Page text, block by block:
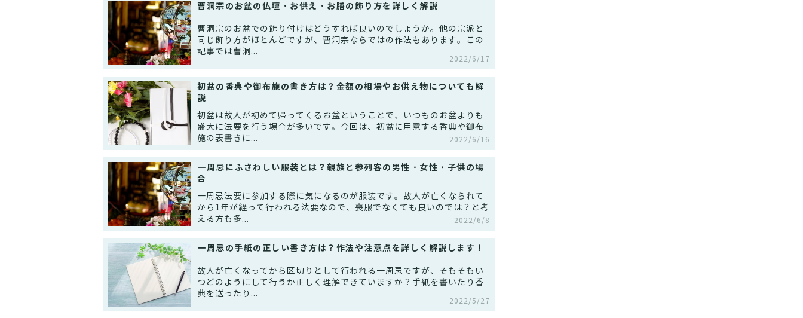
曹洞宗のお盆の仏壇・お供え・お膳の飾り方を詳しく解説
曹洞宗のお盆での飾り付けはどうすれば良いのでしょうか。他の宗派と
同じ飾り方がほとんどですが、曹洞宗ならではの作法もあります。この
記事では曹洞...
2022/6/17
初盆の香典や御布施の書き方は？金額の相場やお供え物についても解
説
初盆は故人が初めて帰ってくるお盆ということで、いつものお盆よりも
盛大に法要を行う場合が多いです。今回は、初盆に用意する香典や御布
施の表書きに...
2022/6/16
一周忌にふさわしい服装とは？親族と参列客の男性・女性・子供の場
合
一周忌法要に参加する際に気になるのが服装です。故人が亡くなられて
から1年が経って行われる法要なので、喪服でなくても良いのでは？と考
える方も多...
2022/6/8
一周忌の手紙の正しい書き方は？作法や注意点を詳しく解説します！
故人が亡くなってから区切りとして行われる一周忌ですが、そもそもい
つどのようにして行うか正しく理解できていますか？手紙を書いたり香
典を送ったり...
2022/5/27